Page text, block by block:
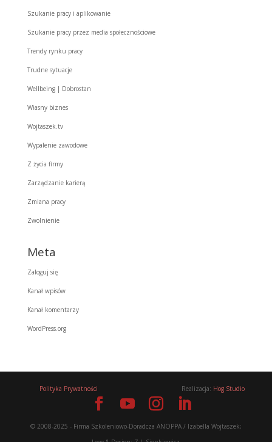
Szukanie pracy i aplikowanie
Szukanie pracy przez media społecznościowe
Trendy rynku pracy
Trudne sytuacje
Wellbeing | Dobrostan
Własny biznes
Wojtaszek.tv
Wypalenie zawodowe
Z życia firmy
Zarządzanie karierą
Zmiana pracy
Zwolnienie
Meta
Zaloguj się
Kanał wpisów
Kanał komentarzy
WordPress.org
Polityka Prywatności Realizacja: Hog Studio
© 2008-2025 - Firma Szkoleniowo-Doradcza ANOPPA / Izabella Wojtaszek;